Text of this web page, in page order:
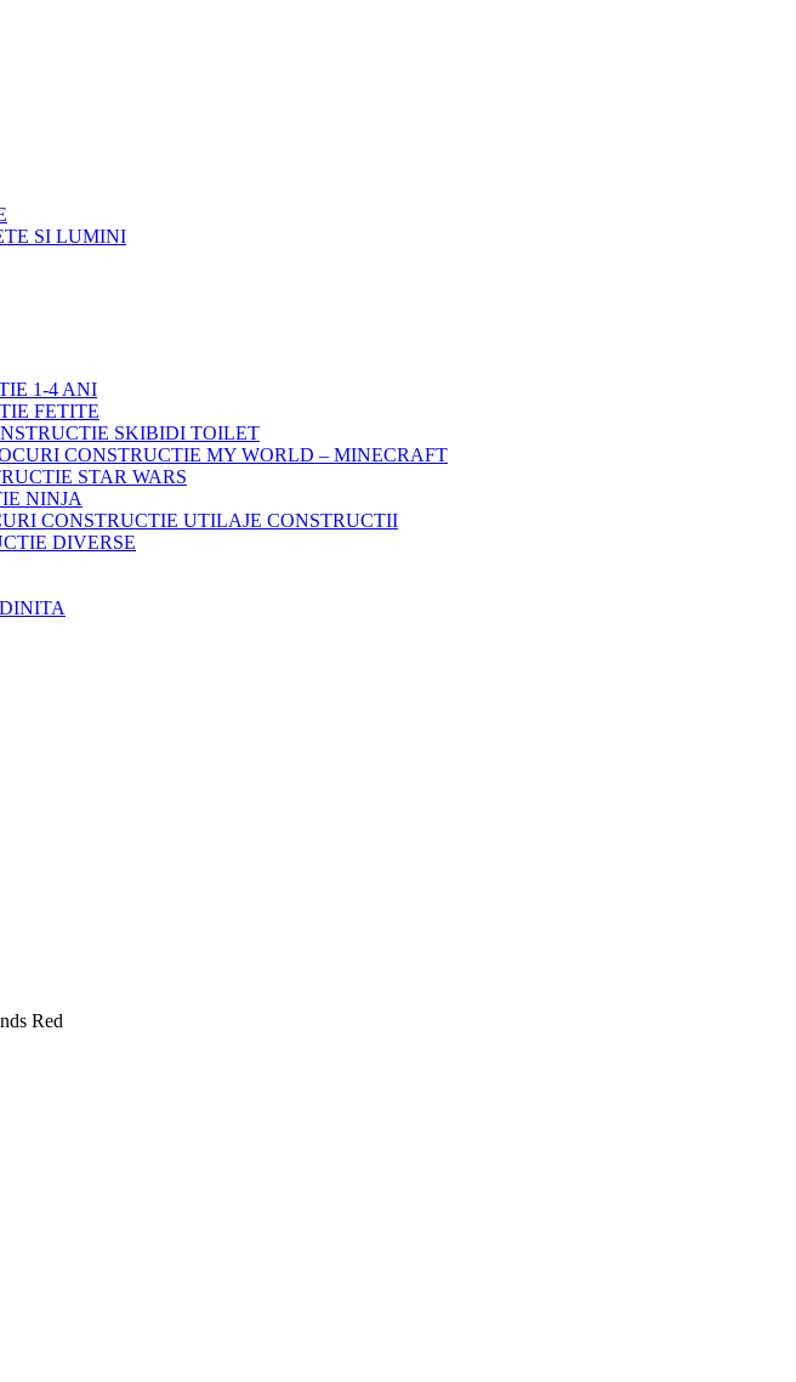
SI LUMINI
1-4 ANI
FETITE
SKIBIDI TOILET
CONSTRUCTIE MY WORLD – MINECRAFT
STAR WARS
NINJA
CONSTRUCTIE UTILAJE CONSTRUCTII
DIVERSE
Red